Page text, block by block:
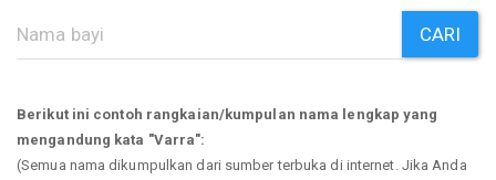
CARI
Berikut ini contoh rangkaian/kumpulan nama lengkap yang
mengandung kata "Varra":
(Semua nama dikumpulkan dari sumber terbuka di internet. Jika Anda